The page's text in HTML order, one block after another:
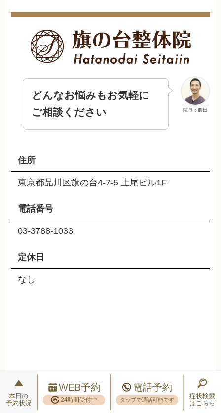
院長：飯田
どんなお悩みもお気軽に
ご相談ください
住所
東京都品川区旗の台4-7-5 上尾ビル1F
電話番号
03-3788-1033
定休日
なし
本日の
予約状況
WEB予約
24時間受付中
電話予約
タップで通話可能です
症状検索
はこちら